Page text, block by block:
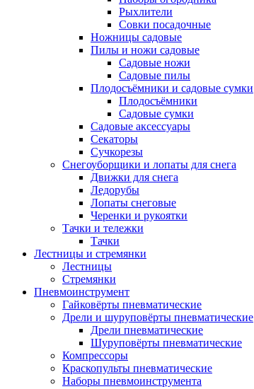
Рыхлители
Совки посадочные
Ножницы садовые
Пилы и ножи садовые
Садовые ножи
Садовые пилы
Плодосъёмники и садовые сумки
Плодосъёмники
Садовые сумки
Садовые аксессуары
Секаторы
Сучкорезы
Снегоуборщики и лопаты для снега
Движки для снега
Ледорубы
Лопаты снеговые
Черенки и рукоятки
Тачки и тележки
Тачки
Лестницы и стремянки
Лестницы
Стремянки
Пневмоинструмент
Гайковёрты пневматические
Дрели и шуруповёрты пневматические
Дрели пневматические
Шуруповёрты пневматические
Компрессоры
Краскопульты пневматические
Наборы пневмоинструмента